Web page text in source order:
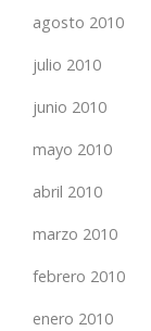
agosto 2010
julio 2010
junio 2010
mayo 2010
abril 2010
marzo 2010
febrero 2010
enero 2010